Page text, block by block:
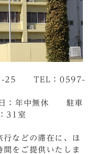
5-25 TEL：0597-
：年中無休 駐車
31室
行などの滞在に、ほ
間をご提供いたしま